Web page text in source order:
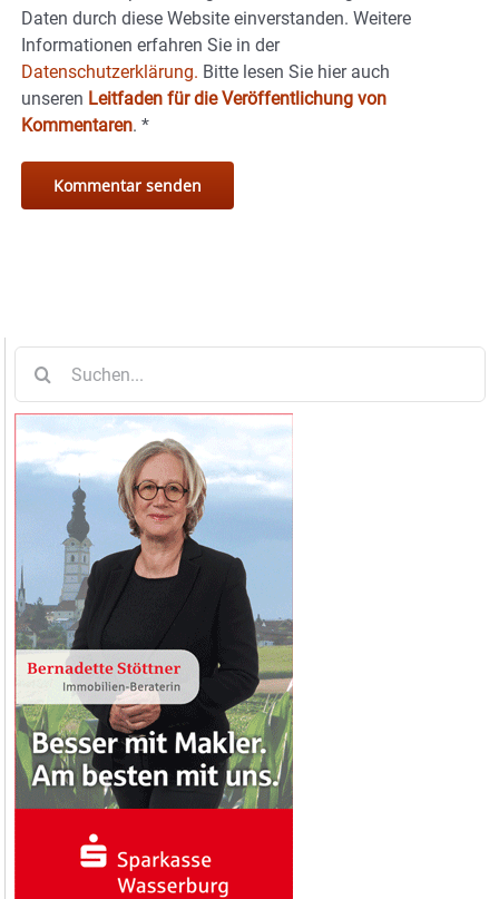
Daten durch diese Website einverstanden. Weitere
Informationen erfahren Sie in der
Datenschutzerklärung. Bitte lesen Sie hier auch
unseren Leitfaden für die Veröffentlichung von
Kommentaren. *
nach: